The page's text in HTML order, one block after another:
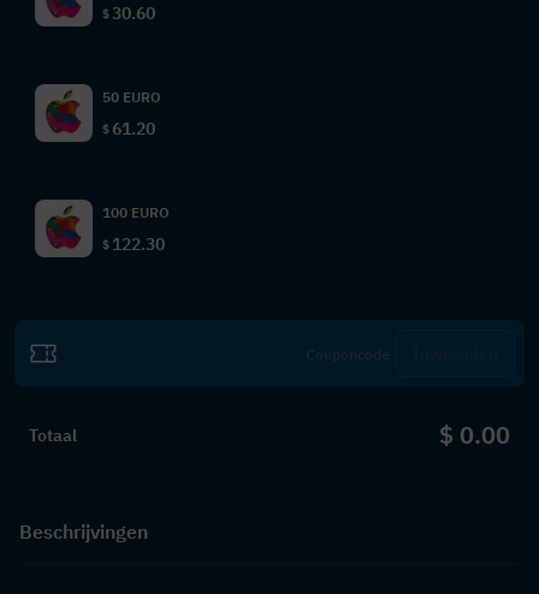
$30.60
50 EURO
$ 61.20
100 EURO
$ 122.30
Totaal $ 0.00
Beschrijvingen